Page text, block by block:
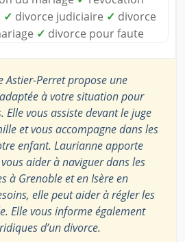
✓ divorce judiciaire ✓ divorce
✓ divorce pour faute
Astier-Perret propose une
à votre situation pour
Elle vous assiste devant le juge
et vous accompagne dans les
enfant. Laurianne apporte
aider à naviguer dans les
à Grenoble et en Isère en
elle peut aider à régler les
Elle vous informe également
d’un divorce.